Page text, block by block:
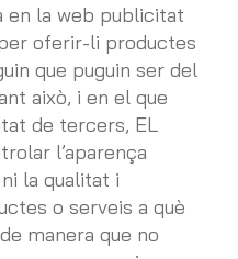
en la web publicitat
oferir-li productes
que puguin ser del
això, i en el que
de tercers, EL
l’aparença
la qualitat i
o serveis a què
manera que no